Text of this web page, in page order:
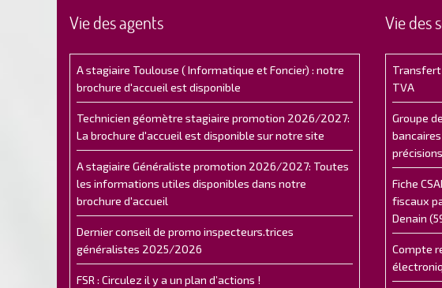
Vie des agents
A stagiaire Toulouse ( Informatique et Foncier) : notre
brochure d'accueil est disponible
Technicien géomètre stagiaire promotion 2026/2027:
La brochure d'accueil est disponible sur notre site
A stagiaire Généraliste promotion 2026/2027: Toutes
les informations utiles disponibles dans notre
brochure d'accueil
Dernier conseil de promo inspecteurs.trices
généralistes 2025/2026
FSR : Circulez il y a un plan d’actions !
Vie des
Transfert
TVA
Groupe
Fiche
fiscaux
Denain
Compte